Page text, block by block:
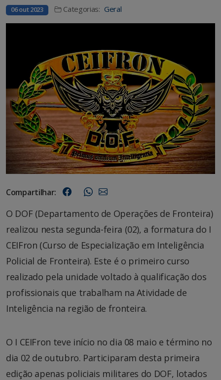
06 out 2023 Categorias: Geral
Compartilhar:
O DOF (Departamento de Operações de Fronteira)
realizou nesta segunda-feira (02), a formatura do I
CEIFron (Curso de Especialização em Inteligência
Policial de Fronteira). Este é o primeiro curso
realizado pela unidade voltado à qualificação dos
profissionais que trabalham na Atividade de
Inteligência na região de fronteira.
O I CEIFron teve início no dia 08 maio e término no
dia 02 de outubro. Participaram desta primeira
edição apenas policiais militares do DOF, lotados